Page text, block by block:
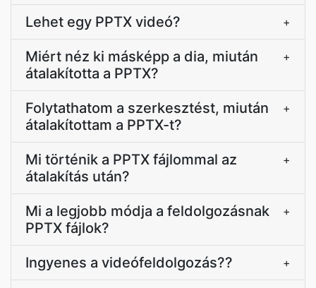
Lehet egy PPTX videó? +
Miért néz ki másképp a dia, miután
átalakította a PPTX?
+
Folytathatom a szerkesztést, miután
átalakítottam a PPTX-t?
+
Mi történik a PPTX fájlommal az
átalakítás után?
+
Mi a legjobb módja a feldolgozásnak
PPTX fájlok?
+
Ingyenes a videófeldolgozás?? +